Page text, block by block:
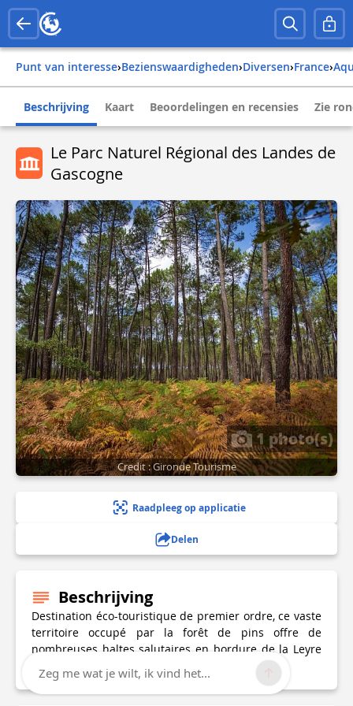
Punt van interesse› Bezienswaardigheden› Diversen› france›
Beschrijving Kaart Beoordelingen en recensies Zie
Le Parc Naturel Régional des Landes de
Gascogne
1 photo(s)
Credit : Gironde Tourisme
Raadpleeg op applicatie
Delen
Beschrijving
Destination éco-touristique de premier ordre, ce vaste
territoire occupé par la forêt de pins offre de
nombreuses haltes salutaires en bordure de la Leyre
ou au domaine départemental Gérard Lagors.
Zeg me wat je wilt, ik vind het...